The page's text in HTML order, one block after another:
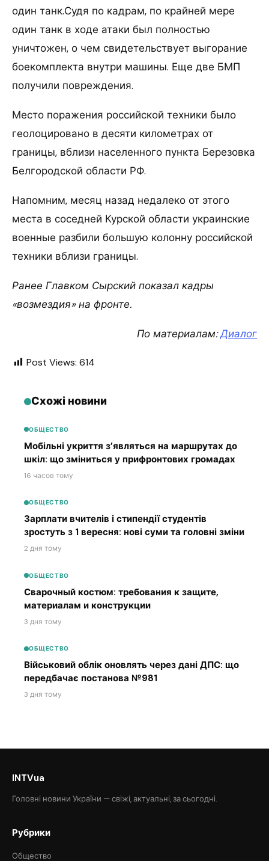
один танк.Судя по кадрам, по крайней мере
один танк в ходе атаки был полностью
уничтожен, о чем свидетельствует выгорание
боекомплекта внутри машины. Еще две БМП
получили повреждения.
Место поражения российской техники было
геолоцировано в десяти километрах от
границы, вблизи населенного пункта Березовка
Белгородской области РФ.
Напомним, месяц назад недалеко от этого
места в соседней Курской области украинские
военные разбили большую колонну российской
техники вблизи границы.
Ранее Главком Сырский показал кадры
«возмездия» на фронте.
По материалам:Диалог
Post Views: 614
Схожі новини
ОБЩЕСТВО
Мобільні укриття з’являться на маршрутах до
шкіл: що зміниться у прифронтових громадах
16 часов тому
ОБЩЕСТВО
Зарплати вчителів і стипендії студентів
зростуть з 1 вересня: нові суми та головні зміни
2 дня тому
ОБЩЕСТВО
Сварочный костюм: требования к защите,
материалам и конструкции
3 дня тому
ОБЩЕСТВО
Військовий облік оновлять через дані ДПС: що
передбачає постанова №981
3 дня тому
INTVua
Головні новини України — свіжі, актуальні, за сьогодні.
Рубрики
Общество